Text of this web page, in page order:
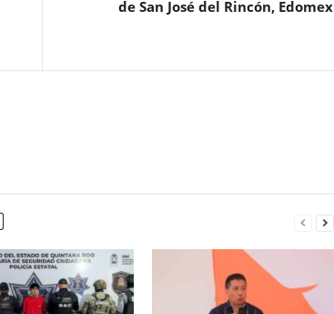
de San José del Rincón, Edomex